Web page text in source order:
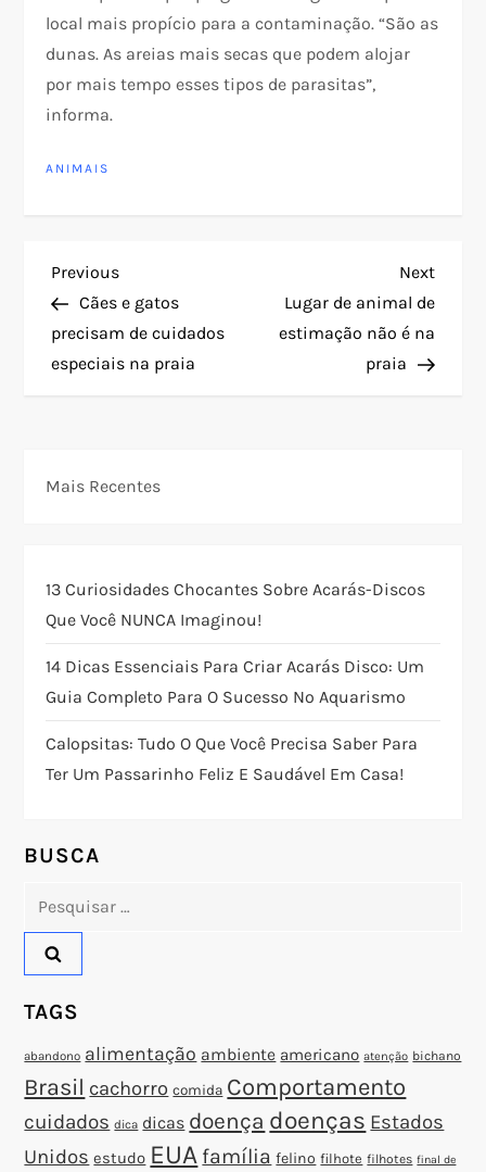
local mais propício para a contaminação. “São as
dunas. As areias mais secas que podem alojar
por mais tempo esses tipos de parasitas”,
informa.
ANIMAIS
N
a
v
g
ç
ã
o
d
e
P
o
s
t
Previous
Post
Previous
Cães e gatos
precisam de cuidados
especiais na praia
Next
Post
Next
Lugar de animal de
estimação não é na
praia
Mais Recentes
13 Curiosidades Chocantes Sobre Acarás-Discos
Que Você NUNCA Imaginou!
14 Dicas Essenciais Para Criar Acarás Disco: Um
Guia Completo Para O Sucesso No Aquarismo
Calopsitas: Tudo O Que Você Precisa Saber Para
Ter Um Passarinho Feliz E Saudável Em Casa!
BUSCA
Pesquisar
TAGS
abandono alimentação ambiente americano atenção bichano
Brasil cachorro comida Comportamento
cuidados dica dicas doença doenças Estados
Unidos estudo EUA família felino filhote filhotes final de